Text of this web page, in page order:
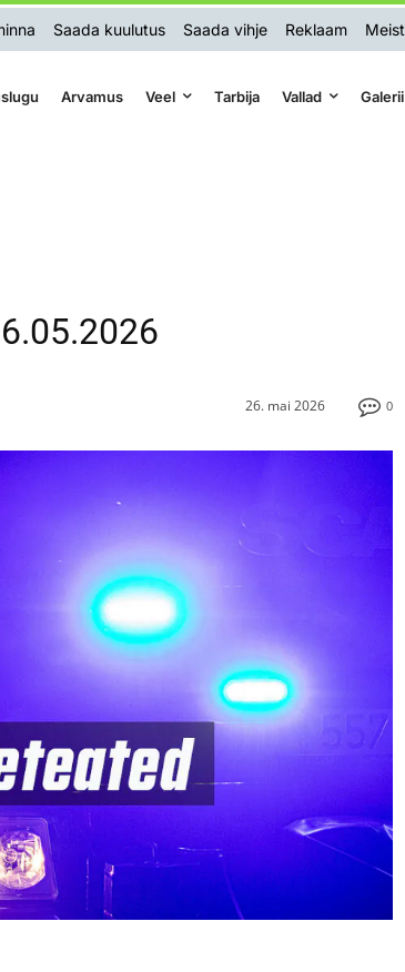
Saada kuulutus Saada vihje Reklaam Meist
Arvamus Veel Tarbija Vallad Galerii
0
26. mai 2026